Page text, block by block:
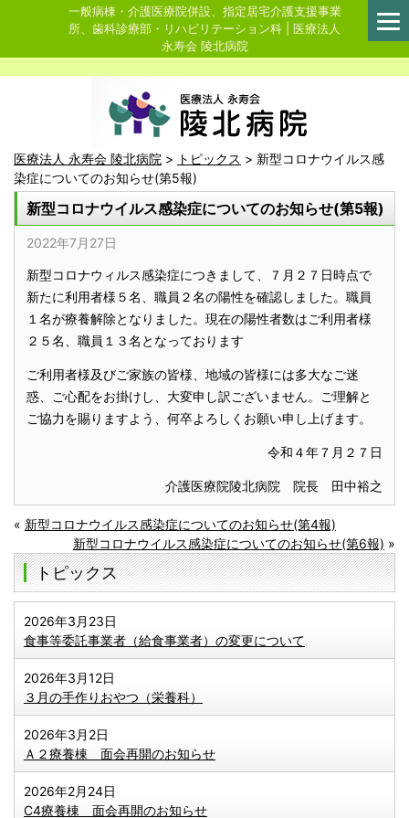
一般病棟・介護医療院併設、指定居宅介護支援事業
所、歯科診療部・リハビリテーション科 | 医療法人
永寿会 陵北病院
医療法人 永寿会 陵北病院 > トピックス > 新型コロナウイルス感
染症についてのお知らせ(第5報)
トピックス
2026年3月23日
食事等委託事業者（給食事業者）の変更について
2026年3月12日
３月の手作りおやつ（栄養科）
2026年3月2日
Ａ２療養棟 面会再開のお知らせ
2026年2月24日
C4療養棟 面会再開のお知らせ
新型コロナウイルス感染症についてのお知らせ(第5報)
2022年7月27日
新型コロナウィルス感染症につきまして、７月２７日時点で
新たに利用者様５名、職員２名の陽性を確認しました。職員
１名が療養解除となりました。現在の陽性者数はご利用者様
２５名、職員１３名となっております
ご利用者様及びご家族の皆様、地域の皆様には多大なご迷
惑、ご心配をお掛けし、大変申し訳ございません。ご理解と
ご協力を賜りますよう、何卒よろしくお願い申し上げます。
令和４年７月２７日
介護医療院陵北病院 院長 田中裕之
« 新型コロナウイルス感染症についてのお知らせ(第4報)
新型コロナウイルス感染症についてのお知らせ(第6報) »